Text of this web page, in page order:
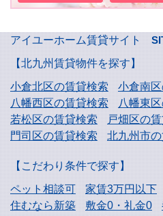
アイユーホーム賃貸サイト
【北九州賃貸物件を探す】
小倉北区の賃貸検索
小倉南
八幡西区の賃貸検索
八幡東
若松区の賃貸検索
戸畑区の
門司区の賃貸検索
北九州市
【こだわり条件で探す】
ペット相談可
家賃3万円以下
住むなら新築
敷金0・礼金0